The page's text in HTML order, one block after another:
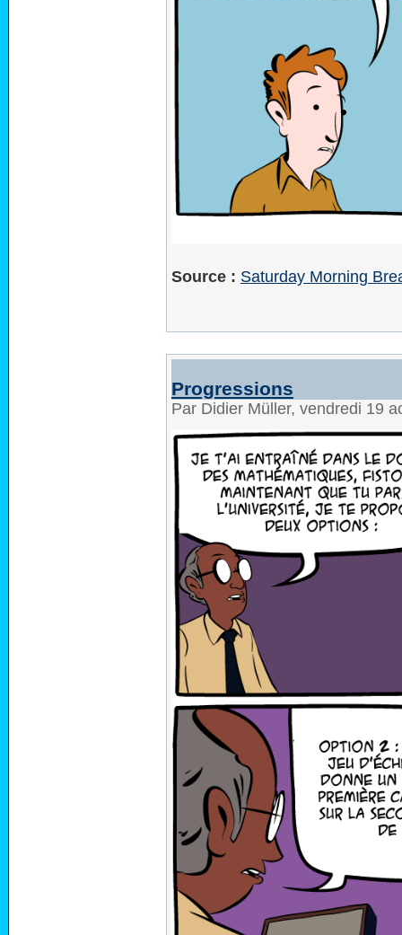
Source : Saturday Morning
Progressions
Par Didier Müller, vendredi 19